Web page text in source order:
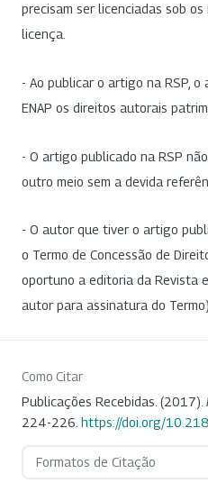
precisam ser licenciadas sob
licença.
- Ao publicar o artigo na RSP,
ENAP os direitos autorais
- O artigo publicado na RSP
outro meio sem a devida
- O autor que tiver o artigo
o Termo de Concessão de
oportuno a editoria da Revista
autor para assinatura do Termo).
Como Citar
Publicações Recebidas. (2017).
224-226. https://doi.org/
Formatos de Citação